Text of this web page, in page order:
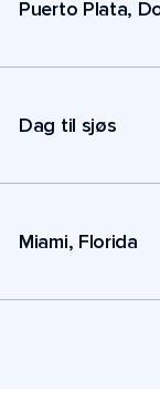
Puerto Plata,
Dag til sjøs
Miami, Florida